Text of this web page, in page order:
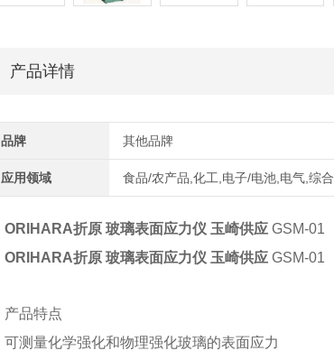
产品详情
品牌 其他品牌
应用领域 食品/农产品,化工,电子/电池,电气,综合
ORIHARA折原 玻璃表面应力仪 玉崎供应 GSM-01
ORIHARA折原 玻璃表面应力仪 玉崎供应 GSM-01
产品特点
可测量化学强化和物理强化玻璃的表面应力